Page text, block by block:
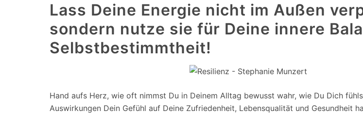
Lass Deine Energie nicht im Außen
sondern nutze sie für Deine innere
Selbstbestimmtheit!
Hand aufs Herz, wie oft nimmst Du in Deinem Alltag bewusst wahr, wie Du Dich
Auswirkungen Dein Gefühl auf Deine Zufriedenheit, Lebensqualität und Gesundheit